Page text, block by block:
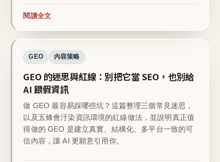
閱讀全文
GEO 內容策略
GEO 的迷思與紅線：別把它當 SEO，也別給
AI 餵假資訊
做 GEO 最容易踩哪些坑？這篇整理三個常見迷思，
以及五條會汙染資訊環境的紅線做法，並說明真正值
得做的 GEO 是建立真實、結構化、多平台一致的可
信內容，讓 AI 更願意引用你。